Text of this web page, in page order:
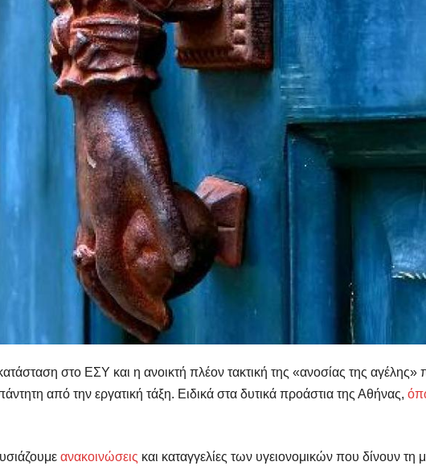
στο ΕΣΥ και η ανοικτή πλέον τακτική της «ανοσίας της αγέλης»
από την εργατική τάξη. Ειδικά στα δυτικά προάστια της Αθήνας,
ανακοινώσεις και καταγγελίες των υγειονομικών που δίνουν τη